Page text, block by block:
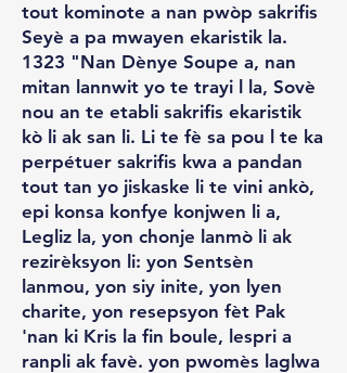
tout kominote a nan pwòp sakrifis
Seyè a pa mwayen ekaristik la.
1323 "Nan Dènye Soupe a, nan
mitan lannwit yo te trayi l la, Sovè
nou an te etabli sakrifis ekaristik
kò li ak san li. Li te fè sa pou l te ka
perpétuer sakrifis kwa a pandan
tout tan yo jiskaske li te vini ankò,
epi konsa konfye konjwen li a,
Legliz la, yon chonje lanmò li ak
rezirèksyon li: yon Sentsèn
lanmou, yon siy inite, yon lyen
charite, yon resepsyon fèt Pak
'nan ki Kris la fin boule, lespri a
ranpli ak favè. yon pwomès laglwa